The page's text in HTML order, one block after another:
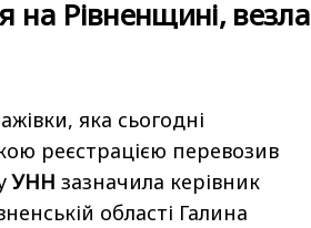
на Рівненщині, везла
яка сьогодні
реєстрацією перевозив
УНН зазначила керівник
області Галина